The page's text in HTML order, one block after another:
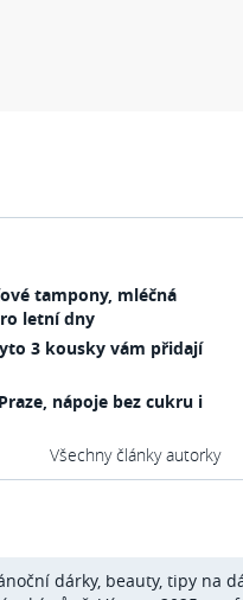
tampony, mléčná
letní dny
3 kousky vám přidají
nápoje bez cukru i
Všechny články autorky
dárky, beauty, tipy na